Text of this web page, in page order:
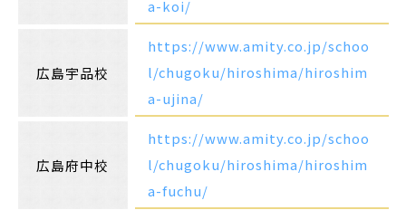
a-koi/
広島宇品校
https://www.amity.co.jp/schoo
l/chugoku/hiroshima/hiroshim
a-ujina/
広島府中校
https://www.amity.co.jp/schoo
l/chugoku/hiroshima/hiroshim
a-fuchu/